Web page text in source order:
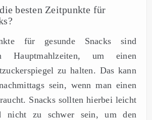
besten Zeitpunkte für
für gesunde Snacks sind
Hauptmahlzeiten, um einen
zu halten. Das kann
sein, wenn man einen
Snacks sollten hierbei leicht
nicht zu schwer sein, um den